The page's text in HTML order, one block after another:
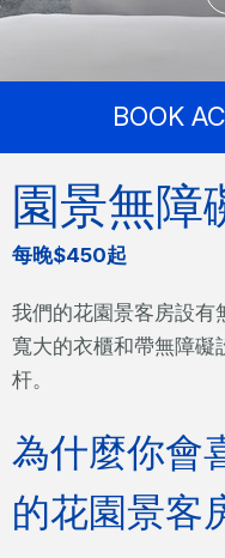
BOOK
園景無障
每晚$450起
我們的花園景客房設有
寬大的衣櫃和帶無障礙
杆。
為什麼你會
的花園景客